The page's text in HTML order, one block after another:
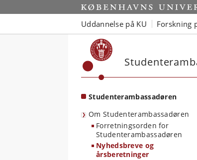
Start
Uddannelse på KU Forskning
Studenterambassadøren
Om Studenterambassadøren
Forretningsorden for
Studenterambassadøren
Nyhedsbreve og
årsberetninger